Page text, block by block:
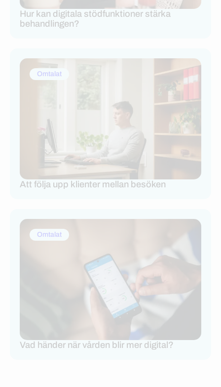
Hur kan digitala stödfunktioner stärka
behandlingen?
Omtalat
Att följa upp klienter mellan besöken
Omtalat
Vad händer när vården blir mer digital?